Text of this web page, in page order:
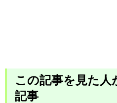
この記事を見た人
記事